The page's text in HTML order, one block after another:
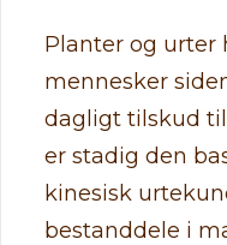
Planter og
mennesker
dagligt tilskud
er stadig den
kinesisk
bestanddele i